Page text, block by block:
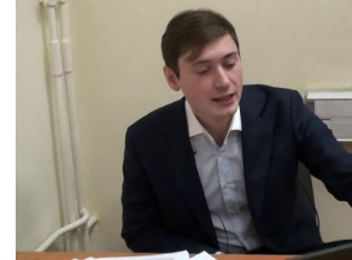
«Высшее образование ценится на
целом увеличивает уровень
потенциальную
Всемирного банка, один
России увеличивает заработную
рассказал Виктор Рудаков.